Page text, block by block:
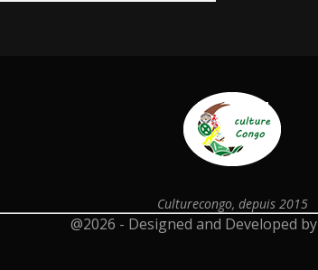
Culturecongo, depuis 2015
@2026 - Designed and Developed by